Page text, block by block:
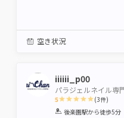
空き状況
iiiiii_p00
5
1 2 3 4 5
(3件)
後楽園駅から徒歩5分